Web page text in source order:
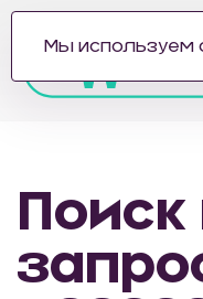
Поиск
Мы используем